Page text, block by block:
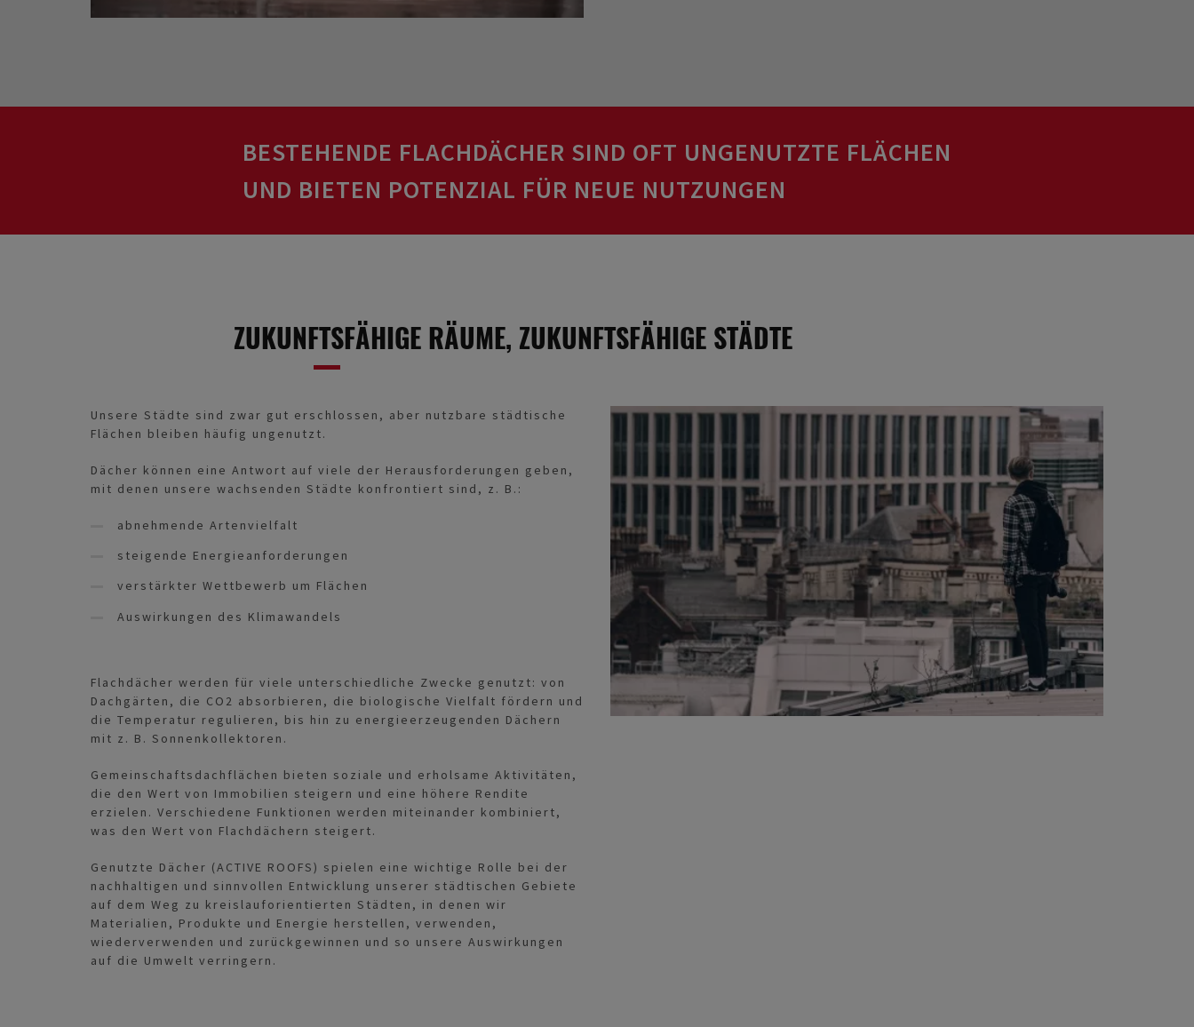
BESTEHENDE FLACHDÄCHER SIND OFT UNGENUTZTE FLÄCHEN
UND BIETEN POTENZIAL FÜR NEUE NUTZUNGEN
ZUKUNFTSFÄHIGE RÄUME, ZUKUNFTSFÄHIGE STÄDTE
Unsere Städte sind zwar gut erschlossen, aber nutzbare städtische
Flächen bleiben häufig ungenutzt.
Dächer können eine Antwort auf viele der Herausforderungen geben,
mit denen unsere wachsenden Städte konfrontiert sind, z. B.:
abnehmende Artenvielfalt
steigende Energieanforderungen
verstärkter Wettbewerb um Flächen
Auswirkungen des Klimawandels
Flachdächer werden für viele unterschiedliche Zwecke genutzt: von
Dachgärten, die CO2 absorbieren, die biologische Vielfalt fördern und
die Temperatur regulieren, bis hin zu energieerzeugenden Dächern
mit z. B. Sonnenkollektoren.
Gemeinschaftsdachflächen bieten soziale und erholsame Aktivitäten,
die den Wert von Immobilien steigern und eine höhere Rendite
erzielen. Verschiedene Funktionen werden miteinander kombiniert,
was den Wert von Flachdächern steigert.
Genutzte Dächer (ACTIVE ROOFS) spielen eine wichtige Rolle bei der
nachhaltigen und sinnvollen Entwicklung unserer städtischen Gebiete
auf dem Weg zu kreislauforientierten Städten, in denen wir
Materialien, Produkte und Energie herstellen, verwenden,
wiederverwenden und zurückgewinnen und so unsere Auswirkungen
auf die Umwelt verringern.